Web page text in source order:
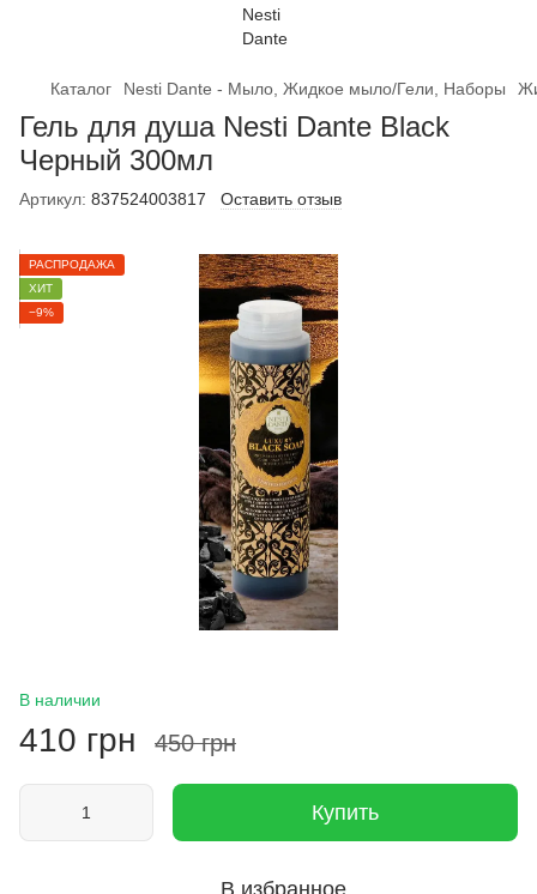
Каталог Nesti Dante - Мыло, Жидкое мыло/Гели, Наборы
Гель для душа Nesti Dante Black
Черный 300мл
Артикул: 837524003817 Оставить отзыв
РАСПРОДАЖА
ХИТ
−9%
В наличии
410 грн 450 грн
Купить
В избранное